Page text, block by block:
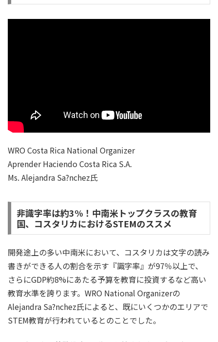
WRO Costa Rica National Organizer
Aprender Haciendo Costa Rica S.A.
Ms. Alejandra Sa?nchez氏
非識字率は約3%！中南米トップクラスの教育
国、コスタリカにおけるSTEMのススメ
開発途上の多い中南米において、コスタリカは文字の読み
書きができる人の割合を示す『識字率』が97％以上で、
さらにGDP約8%にあたる予算を教育に投資するなど高い
教育水準を誇ります。WRO National Organizerの
Alejandra Sa?nchez氏によると、既にいくつかのエリアで
STEM教育が行われているとのことでした。